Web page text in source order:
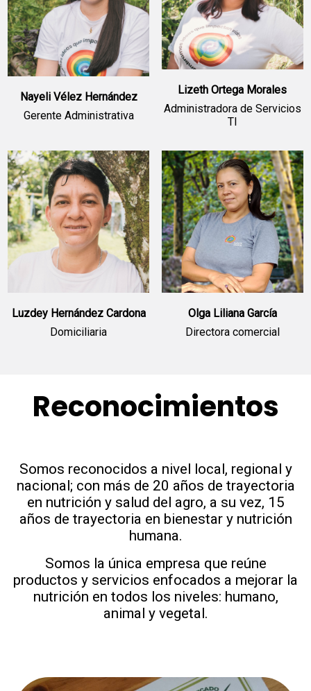
Nayeli Vélez Hernández
Gerente Administrativa
Lizeth Ortega Morales
Administradora de Servicios
TI
Luzdey Hernández Cardona
Domiciliaria
Olga Liliana García
Directora comercial
Reconocimientos
Somos reconocidos a nivel local, regional y
nacional; con más de 20 años de trayectoria
en nutrición y salud del agro, a su vez, 15
años de trayectoria en bienestar y nutrición
humana.
Somos la única empresa que reúne
productos y servicios enfocados a mejorar la
nutrición en todos los niveles: humano,
animal y vegetal.